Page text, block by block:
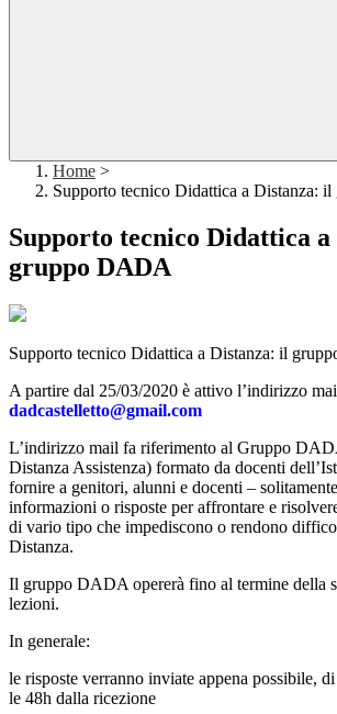
Home >
Supporto tecnico Didattica a Distanza:
Supporto tecnico Didattica
gruppo DADA
Supporto tecnico Didattica a Distanza: il
A partire dal 25/03/2020 è attivo l’indirizzo
dadcastelletto@gmail.com
L’indirizzo mail fa riferimento al Gruppo
Distanza Assistenza) formato da docenti
fornire a genitori, alunni e docenti –
informazioni o risposte per affrontare e
di vario tipo che impediscono o rendono
Distanza.
Il gruppo DADA opererà fino al termine della
lezioni.
In generale:
le risposte verranno inviate appena possibile,
le 48h dalla ricezione